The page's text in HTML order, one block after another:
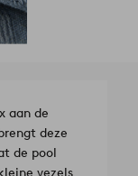
aan de
deze
de pool
vezels